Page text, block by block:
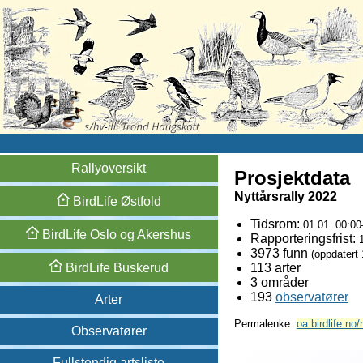
Rallyoversikt
BirdLifeØstfold
BirdLife Oslo ogAkershus
BirdLifeBuskerud
Arter
Observatører
Prosjektdata
Nyttårsrally 2022
Tidsrom: 01.01.
Rapporteringsfrist:
3973 funn (oppdatert
113 arter
3 områder
193 observatører
Permalenke: oa.birdlife.no/